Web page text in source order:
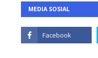
MEDIA SOSIAL